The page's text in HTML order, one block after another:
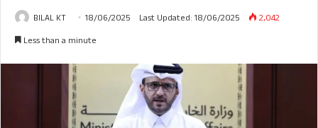
BILAL KT 18/06/2025 Last Updated: 18/06/2025
2,042
Less than a minute